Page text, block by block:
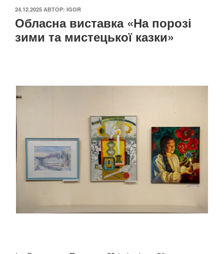
ОПУБЛИКОВАНО
24.12.2025 АВТОР: IGOR
Обласна виставка «На порозі
зими та мистецької казки»